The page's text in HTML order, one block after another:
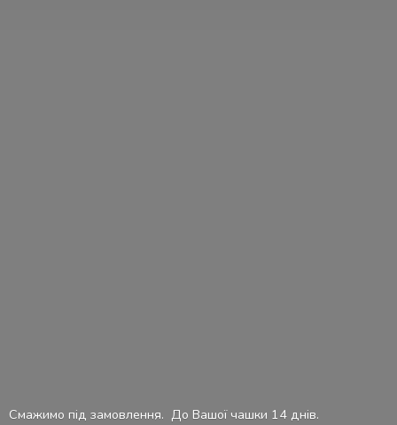
Смажимо під замовлення. До Вашої чашки 14 днів.